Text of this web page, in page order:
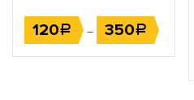
120Р – 350Р